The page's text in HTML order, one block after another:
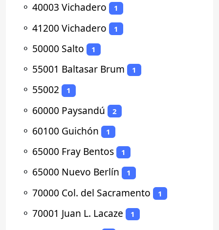
⚬ 40003 Vichadero 1
⚬ 41200 Vichadero 1
⚬ 50000 Salto 1
⚬ 55001 Baltasar Brum 1
⚬ 55002 1
⚬ 60000 Paysandú 2
⚬ 60100 Guichón 1
⚬ 65000 Fray Bentos 1
⚬ 65000 Nuevo Berlín 1
⚬ 70000 Col. del Sacramento 1
⚬ 70001 Juan L. Lacaze 1